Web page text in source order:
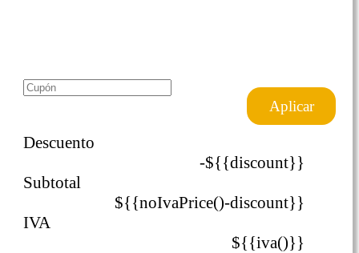
Aplicar
Descuento
-${{discount}}
Subtotal
${{noIvaPrice()-discount}}
IVA
${{iva()}}